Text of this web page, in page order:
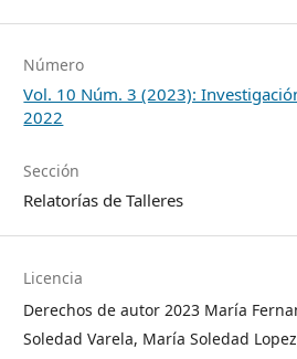
Número
Vol. 10 Núm. 3 (2023):
2022
Sección
Relatorías de Talleres
Licencia
Derechos de autor 2023 María
Soledad Varela, María Soledad